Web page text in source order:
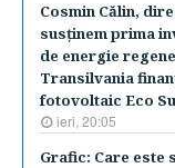
Cosmin Călin,
susţinem prima
de energie
Transilvania
fotovoltaic Eco
ieri, 20:05
Grafic: Care este